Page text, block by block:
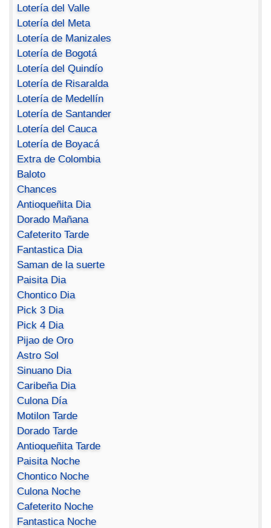
Lotería del Valle
Lotería del Meta
Lotería de Manizales
Lotería de Bogotá
Lotería del Quindío
Lotería de Risaralda
Lotería de Medellín
Lotería de Santander
Lotería del Cauca
Lotería de Boyacá
Extra de Colombia
Baloto
Chances
Antioqueñita Dia
Dorado Mañana
Cafeterito Tarde
Fantastica Dia
Saman de la suerte
Paisita Dia
Chontico Dia
Pick 3 Dia
Pick 4 Dia
Pijao de Oro
Astro Sol
Sinuano Dia
Caribeña Dia
Culona Día
Motilon Tarde
Dorado Tarde
Antioqueñita Tarde
Paisita Noche
Chontico Noche
Culona Noche
Cafeterito Noche
Fantastica Noche